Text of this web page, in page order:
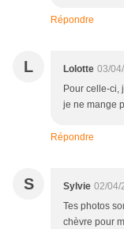
Répondre
L Lolotte 03/
Pour celle-ci,
je ne mange
Répondre
S Sylvie 02/04/
Tes photos
chèvre pour